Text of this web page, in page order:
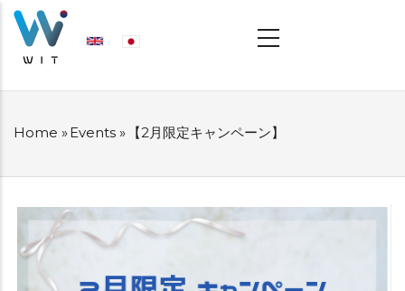
Skip
NAVIGATION
BREADCRUMB
Home »Events » 【2月限定キャンペーン】